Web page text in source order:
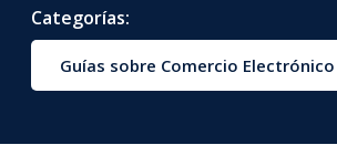
Categorías:
Guías sobre Comercio Electrónico